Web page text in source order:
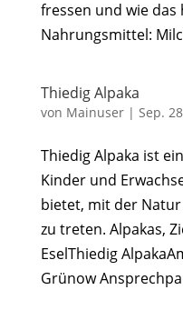
fressen und wie
Nahrungsmittel:
Thiedig Alpaka
von Mainuser| Sep.
Thiedig Alpaka ist
Kinder und
bietet, mit der
zu treten. Alpakas,
EselThiedig
Grünow